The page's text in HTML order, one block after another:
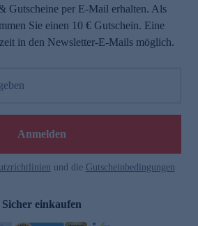
Gutscheine per E-Mail erhalten. Als
Sie einen 10 € Gutschein. Eine
in den Newsletter-E-Mails möglich.
Anmelden
und die Gutscheinbedingungen
Sicher einkaufen